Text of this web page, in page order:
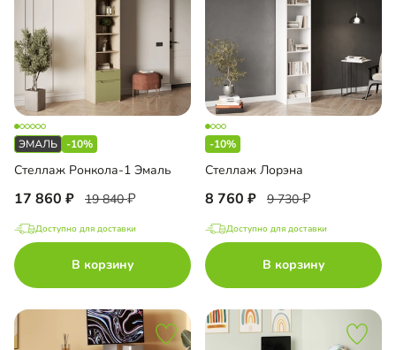
-10%
Стеллаж Ронкола-1 Эмаль
17 860 19 840
Доступно для доставки
В корзину
-10%
Стеллаж Лорэна
8 760 9 730
Доступно для доставки
В корзину